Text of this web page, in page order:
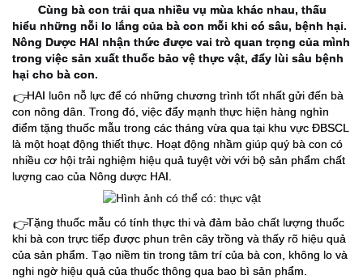
Cùng bà con trải qua nhiều vụ mùa khác nhau, thấu
hiểu những nỗi lo lắng của bà con mỗi khi có sâu, bệnh hại.
Nông Dược HAI nhận thức được vai trò quan trọng của mình
trong việc sản xuất thuốc bảo vệ thực vật, đẩy lùi sâu bệnh
hại cho bà con.
👉HAI luôn nỗ lực để có những chương trình tốt nhất gửi đến bà
con nông dân. Trong đó, việc đẩy mạnh thực hiện hàng nghìn
điểm tặng thuốc mẫu trong các tháng vừa qua tại khu vực ĐBSCL
là một hoạt động thiết thực. Hoạt động nhầm giúp quý bà con có
nhiều cơ hội trải nghiệm hiệu quả tuyệt vời với bộ sản phẩm chất
lượng cao của Nông dược HAI.
👉Tặng thuốc mẫu có tính thực thi và đảm bảo chất lượng thuốc
khi bà con trực tiếp được phun trên cây trồng và thấy rõ hiệu quả
của sản phẩm. Tạo niềm tin trong tâm trí của bà con, không lo và
nghi ngờ hiệu quả của thuốc thông qua bao bì sản phẩm.